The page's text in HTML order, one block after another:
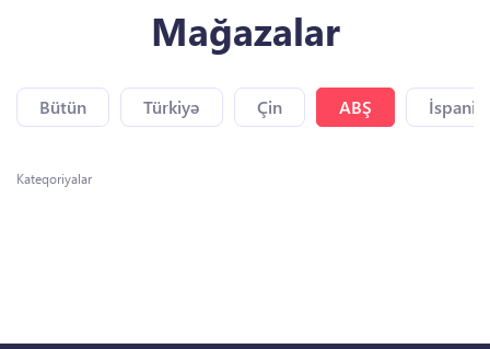
Mağazalar
Bütün Türkiyə Çin ABŞ
Kateqoriyalar